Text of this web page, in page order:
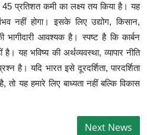
45 प्रतिशत कमी का लक्ष्य तय किया है। यह
नहीं होगा। इसके लिए उद्योग, किसान,
आवश्यक है। स्पष्ट है कि कार्बन
यह भविष्य की अर्थव्यवस्था, व्यापार नीति
है। यदि भारत इसे दूरदर्शिता, पारदर्शिता
यह हमारे लिए बाध्यता नहीं बल्कि विकास